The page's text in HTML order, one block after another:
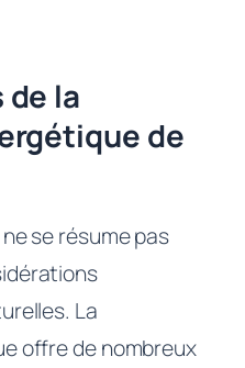
de la
de
se résume pas
La
offre de nombreux